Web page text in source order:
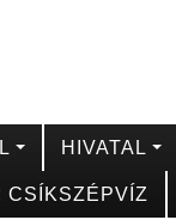
HIVATAL
CSÍKSZÉPVÍZ